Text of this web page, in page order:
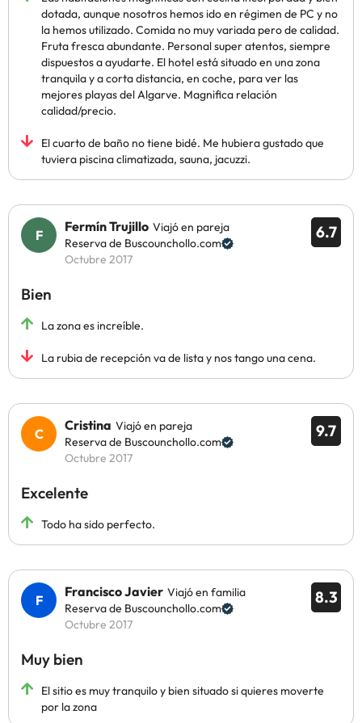
dotada, aunque nosotros hemos ido en régimen de PC y no
la hemos utilizado. Comida no muy variada pero de calidad.
Fruta fresca abundante. Personal super atentos, siempre
dispuestos a ayudarte. El hotel está situado en una zona
tranquila y a corta distancia, en coche, para ver las
mejores playas del Algarve. Magnifica relación
calidad/precio.
El cuarto de baño no tiene bidé. Me hubiera gustado que
tuviera piscina climatizada, sauna, jacuzzi.
6.7
Fermín Trujillo Viajó en pareja
Reserva de Buscounchollo.com
Octubre 2017
Bien
La zona es increíble.
La rubia de recepción va de lista y nos tango una cena.
9.7
Cristina Viajó en pareja
Reserva de Buscounchollo.com
Octubre 2017
Excelente
Todo ha sido perfecto.
8.3
Francisco Javier Viajó en familia
Reserva de Buscounchollo.com
Octubre 2017
Muy bien
El sitio es muy tranquilo y bien situado si quieres moverte
por la zona